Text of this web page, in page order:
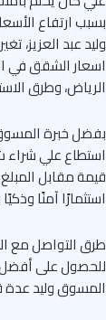
ارتفاع
عبد العزيز،
الشقق في
وطرق
خبرة المسوق
علي شراء
مقابل المبلغ
آمنًا
التواصل مع
على أفضل
وليد عدة